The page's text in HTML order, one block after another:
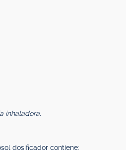
inhaladora.
dosificador contiene: